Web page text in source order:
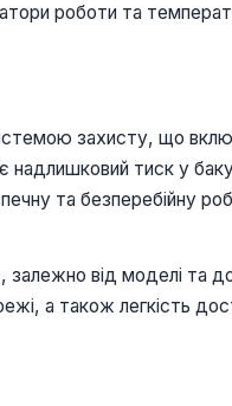
роботи та
захисту, що
надлишковий тиск у
та безперебійну
залежно від моделі та
а також легкість